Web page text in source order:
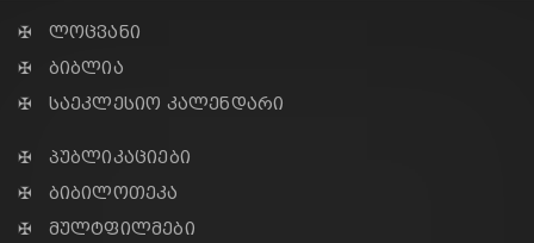
✠ ლოცვანი
✠ ბიბლია
✠ საეკლესიო კალენდარი
✠ პუბლიკაციები
✠ ბიბილოთეკა
✠ მულტფილმები